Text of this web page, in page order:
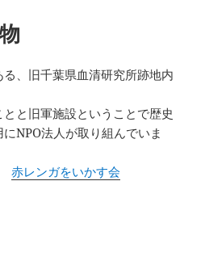
、旧千葉県血清研究所跡地内
と旧軍施設ということで歴史
NPO法人が取り組んでいま
赤レンガをいかす会